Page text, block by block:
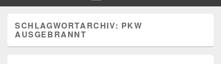
SCHLAGWORTARCHIV: PKW
AUSGEBRANNT